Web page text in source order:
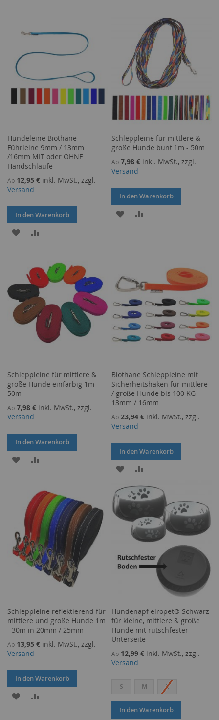
HINZUFÜGEN
HINZUFÜGEN
HINZUFÜGEN
Hundeleine Biothane
Führleine 9mm / 13mm
/16mm MIT oder OHNE
Handschlaufe
Ab 12,95 € inkl. MwSt., zzgl.
Versand
In den Warenkorb
ZUR
HINZUFÜGEN
HINZUFÜGEN
Schleppleine für mittlere &
große Hunde bunt 1m - 50m
Ab 7,98 € inkl. MwSt., zzgl.
Versand
In den Warenkorb
ZUR
Schleppleine für mittlere &
große Hunde einfarbig 1m -
50m
Ab 7,98 € inkl. MwSt., zzgl.
Versand
In den Warenkorb
ZUR
HINZUFÜGEN
HINZUFÜGEN
Biothane Schleppleine mit
Sicherheitshaken für mittlere
/ große Hunde bis 100 KG
13mm / 16mm
Ab 23,94 € inkl. MwSt., zzgl.
Versand
In den Warenkorb
ZUR
WUNSCHLISTE
HINZUFÜGEN
VERGLEICHSLISTE
HINZUFÜGEN
Schleppleine reflektierend für
mittlere und große Hunde 1m
- 30m in 20mm / 25mm
Ab 13,95 € inkl. MwSt., zzgl.
Versand
In den Warenkorb
ZUR
Hundenapf elropet® Schwarz
für kleine, mittlere & große
Hunde mit rutschfester
Unterseite
Ab 12,99 € inkl. MwSt., zzgl.
Versand
S M L
In den Warenkorb